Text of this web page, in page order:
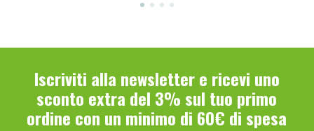
Iscriviti alla newsletter e ricevi uno
sconto extra del 3% sul tuo primo
ordine con un minimo di 60€ di spesa